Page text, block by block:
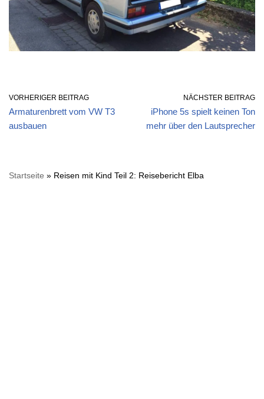
VORHERIGER BEITRAG
Armaturenbrett vom VW T3
ausbauen
NÄCHSTER BEITRAG
iPhone 5s spielt keinen Ton
mehr über den Lautsprecher
Startseite » Reisen mit Kind Teil 2: Reisebericht Elba